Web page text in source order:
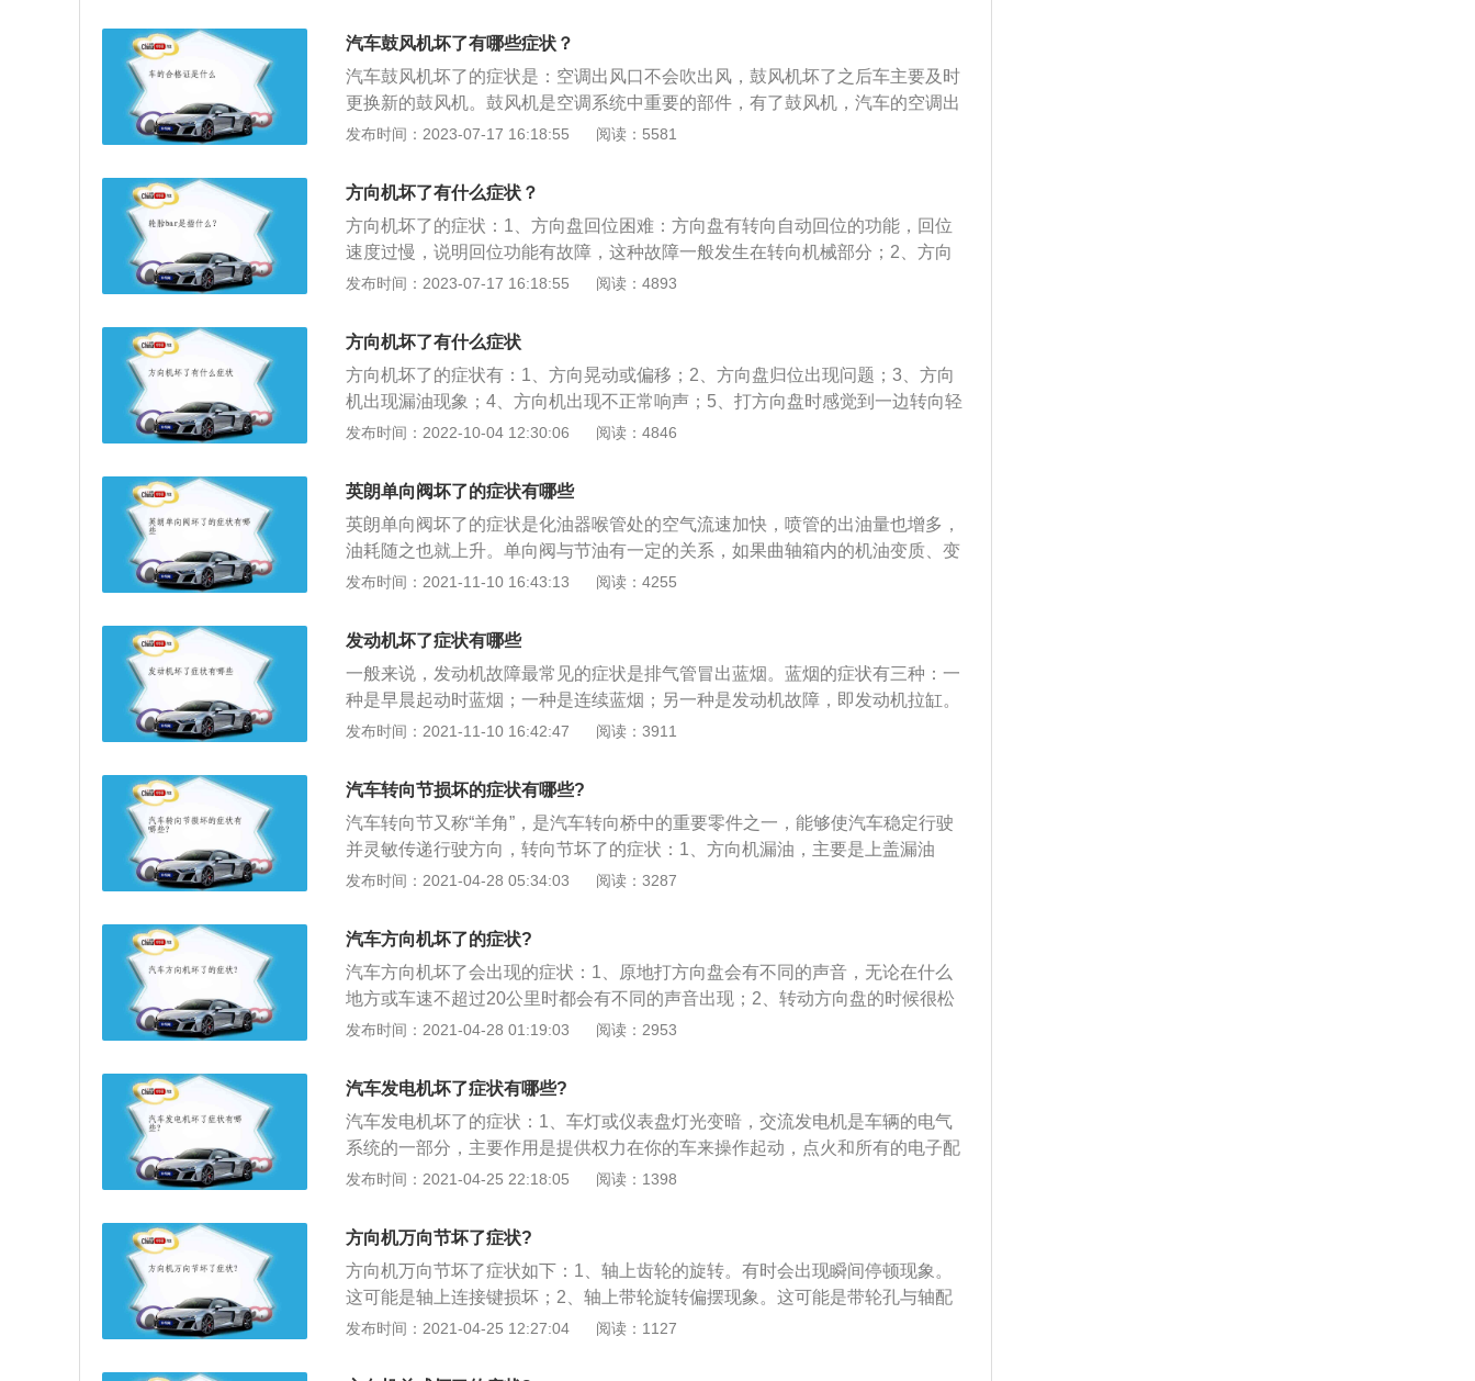
或油管老化有关。5、方向机异响：在行驶途中，发现转动方向盘有明显的异
响，出现这种症状说明方向机已经损坏。造成异响的问题有很多，一般跟转向助
力油少、万向节、平面轴承等故障有关，异响也是比较明显的症状之一。
齿轮式和转子式两类，齿轮式机油泵又分为内接齿轮式和外接齿轮式，一般把后
油路中不断循环，在发动机各种工况下，机油泵都应保证供给足够的润滑油。
汽车鼓风机坏了有哪些症状？
汽车鼓风机坏了的症状是：空调出风口不会吹出风，鼓风机坏了之后车主要及时
更换新的鼓风机。鼓风机是空调系统中重要的部件，有了鼓风机，汽车的空调出
风口才可以吹出风来。空调的制热：打开暖风功能后，发动机内的高温冷却液会
出暖风。汽车空调的制冷：按下ac按键后，汽车空调的压缩机离合器会结合，此
时发动机会带动压缩机运转，压缩机可以不断压缩制冷剂并将制冷剂输送到蒸发
箱内，制冷剂在蒸发箱内会膨胀吸热，这样制冷剂可以冷却蒸发箱。
发布时间：2023-07-17 16:18:55 阅读：5581
方向机坏了有什么症状？
方向机坏了的症状：1、方向盘回位困难：方向盘有转向自动回位的功能，回位
速度过慢，说明回位功能有故障，这种故障一般发生在转向机械部分；2、方向
摇晃或跑偏：汽车行驶在拱形路面的一侧时本身就有偏跑的倾向，当拱形较大时
松脱或断裂造成的；3、方向盘一边重一边轻：车主在打方向盘时感到一边转向
轻快，另一半转向沉重，出现这种症状一般是由于负责密封一侧高压腔的密封件
漏损所导致的或者是该方向的限位阀调整不当；4、方向机漏油：方向机漏油虽
说是比较明显的症状，但车主不注意的话，往往会忽略这个细节，所以当发现转
向异常的时候，可以看看方向机上是否有漏油或渗油现象，跟方向机的密封圈或
发布时间：2023-07-17 16:18:55 阅读：4893
方向机坏了有什么症状
方向机坏了的症状有：1、方向晃动或偏移；2、方向盘归位出现问题；3、方向
机出现漏油现象；4、方向机出现不正常响声；5、打方向盘时感觉到一边转向轻
快，一边转向沉重。通常车子方向盘都是有转向自行归位的作用，配备液压助力
回位速度过慢的话，就表明归位作用有故障.这样的故障通常都产生在转向机械部
分。当在行车中途，察觉转动方向盘有显著的异常响声，出现这样的症状表明很
有可能是方向机坏了。病症异常响声的问题有很多，通常跟转向助力油少、万向
节、平面轴承等故障相关，异常响声也是较为显著的症状其一，因此一经发现要
马上送店开展检修。
发布时间：2022-10-04 12:30:06 阅读：4846
英朗单向阀坏了的症状有哪些
英朗单向阀坏了的症状是化油器喉管处的空气流速加快，喷管的出油量也增多，
油耗随之也就上升。单向阀与节油有一定的关系，如果曲轴箱内的机油变质、变
脏，堵塞了单向阀，进气歧管的真空度会随节气门开度的增大而增大。单向阀又
压缩空气逆向流动。单向阀有直通式和直角式两种。直通式单向阀用螺纹连接安
向阀也称闭锁阀或保压阀，它与单向阀相同，用以防止油液反向流动。但在液压
回路中需要油流反向流动时又可利用控制油压，打开单向阀，使油流在两个方向
都可流动。液控单向阀采用锥形阀芯，因此密封性能好。在要求封闭油路时，可
式和外泄式二种。在油流反向出口无背压的油路中可用内泄式；否则需用外泄
式，以降低控制油压力。
发布时间：2021-11-10 16:43:13 阅读：4255
发动机坏了症状有哪些
一般来说，发动机故障最常见的症状是排气管冒出蓝烟。蓝烟的症状有三种：一
种是早晨起动时蓝烟；一种是连续蓝烟；另一种是发动机故障，即发动机拉缸。
一般来说，早上开车时会冒蓝烟，开一会儿蓝烟就会消失。这是由于气缸盖气门
严重磨损引起的。两种易损件不同，维修方法也不同。但是症状是相似的，所以
我们应该注意，提前到维修厂检查原因。最后提醒车辆按照厂家事先设计的保养
手册进行保养，这样既可以减少发动机的后期保养，又可以延长原部件的使用寿
命。实际上，发动机损坏后是否大修或更换发动机总成主要取决于发动机故障的
大小。比如发动机的损坏程度比较严重，没有维修的意义。
发布时间：2021-11-10 16:42:47 阅读：3911
汽车转向节损坏的症状有哪些?
汽车转向节又称“羊角”，是汽车转向桥中的重要零件之一，能够使汽车稳定行驶
并灵敏传递行驶方向，转向节坏了的症状：1、方向机漏油，主要是上盖漏油
（与十字节连接的小轴处、方向机两头防尘套处漏油；2、方向盘自由行程过大
声的部位进行拆检；3、方向盘打方向重故障一方面是转向机械部分的原因，如
发布时间：2021-04-28 05:34:03 阅读：3287
汽车方向机坏了的症状?
汽车方向机坏了会出现的症状：1、原地打方向盘会有不同的声音，无论在什么
地方或车速不超过20公里时都会有不同的声音出现；2、转动方向盘的时候很松
动或转动方向盘很重很硬很难转动；3、典型助力泵故障造成打方向盘困难，在
发布时间：2021-04-28 01:19:03 阅读：2953
汽车发电机坏了症状有哪些?
汽车发电机坏了的症状：1、车灯或仪表盘灯光变暗，交流发电机是车辆的电气
系统的一部分，主要作用是提供权力在你的车来操作起动，点火和所有的电子配
件，发电机开始坏了，车灯或仪表盘灯光开始变暗，一旦仪表灯或前大灯暗淡，
瓶，作为发电机为补充汽车电瓶，只能充电到和能够接受的电荷点，电瓶电量不
足或死亡，该车将继续运行，但很短的时间后，灯光将再次变得暗淡，说明随着
充电系统出现问题，该车辆具有起动后的电瓶完全充电的困难，这个问题可能是
与交流发电机有关；3、汽车发电机皮带，交流发电机中配合工作用的一个系统
皮带，皮带不自由转动时，多余的摩擦会导致皮带升温，其产生的橡胶燃烧的气
发布时间：2021-04-25 22:18:05 阅读：1398
方向机万向节坏了症状?
方向机万向节坏了症状如下：1、轴上齿轮的旋转。有时会出现瞬间停顿现象。
这可能是轴上连接键损坏；2、轴上带轮旋转偏摆现象。这可能是带轮孔与轴配
合间隙过大、轴直径过小或带轮孔直径偏大；3、轴转动的齿轮出现周期性啮合
径变小，轴会在滚动轴承内套中转动，使轴承位温升较高。
发布时间：2021-04-25 12:27:04 阅读：1127